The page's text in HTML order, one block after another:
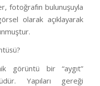
fotoğrafın bulunuşuyla
olarak açıklayarak
görüntü bir “aygıt”
Yapıları gereği